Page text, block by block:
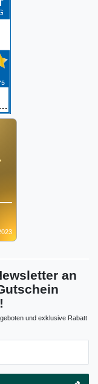
an
und exklusive Rabatt